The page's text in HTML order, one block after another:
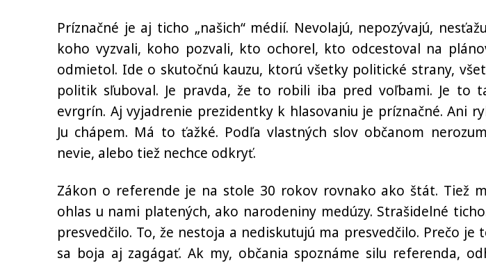
Príznačné je aj ticho „našich“ médií. Nevolajú, nepozývajú,
koho vyzvali, koho pozvali, kto ochorel, kto odcestoval na
odmietol. Ide o skutočnú kauzu, ktorú všetky politické strany,
politik sľuboval. Je pravda, že to robili iba pred voľbami. Je to
evrgrín. Aj vyjadrenie prezidentky k hlasovaniu je príznačné. Ani
Ju chápem. Má to ťažké. Podľa vlastných slov občanom
nevie, alebo tiež nechce odkryť.
Zákon o referende je na stole 30 rokov rovnako ako štát. Tiež
ohlas u nami platených, ako narodeniny medúzy. Strašidelné
presvedčilo. To, že nestoja a nediskutujú ma presvedčilo. Prečo je
sa boja aj zagágať. Ak my, občania spoznáme silu referenda,